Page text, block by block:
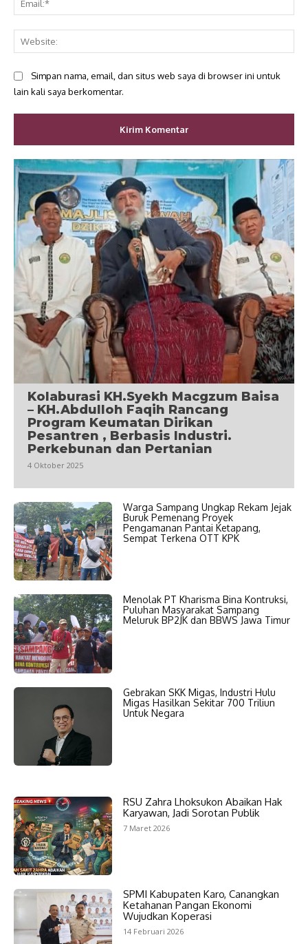
Simpan nama, email, dan situs web saya di browser ini untuk
lain kali saya berkomentar.
Kolaburasi KH.Syekh Macgzum Baisa
– KH.Abdulloh Faqih Rancang
Program Keumatan Dirikan
Pesantren , Berbasis Industri.
Perkebunan dan Pertanian
4 Oktober 2025
Warga Sampang Ungkap Rekam Jejak
Buruk Pemenang Proyek
Pengamanan Pantai Ketapang,
Sempat Terkena OTT KPK
Menolak PT Kharisma Bina Kontruksi,
Puluhan Masyarakat Sampang
Meluruk BP2JK dan BBWS Jawa Timur
Gebrakan SKK Migas, Industri Hulu
Migas Hasilkan Sekitar 700 Triliun
Untuk Negara
RSU Zahra Lhoksukon Abaikan Hak
Karyawan, Jadi Sorotan Publik
7 Maret 2026
SPMI Kabupaten Karo, Canangkan
Ketahanan Pangan Ekonomi
Wujudkan Koperasi
14 Februari 2026